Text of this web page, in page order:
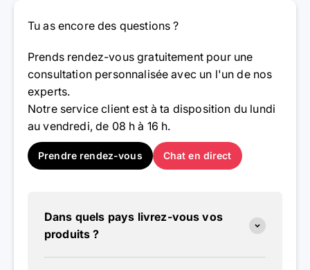
Tu as encore des questions ?
Prends rendez-vous gratuitement pour une
consultation personnalisée avec un l'un de nos
experts.
Notre service client est à ta disposition du lundi
au vendredi, de 08 h à 16 h.
Prendre rendez-vous Chat en direct
Dans quels pays livrez-vous vos
produits ?